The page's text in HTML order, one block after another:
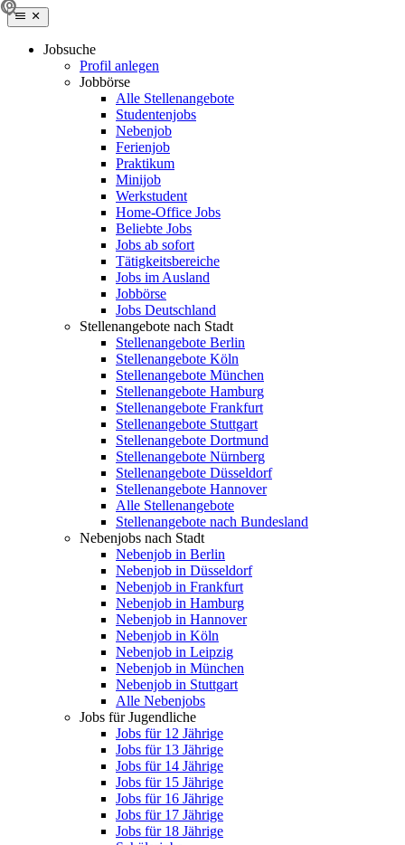
Jobsuche
Profil anlegen
Jobbörse
Alle Stellenangebote
Studentenjobs
Nebenjob
Ferienjob
Praktikum
Minijob
Werkstudent
Home-Office Jobs
Beliebte Jobs
Jobs ab sofort
Tätigkeitsbereiche
Jobs im Ausland
Jobbörse
Jobs Deutschland
Stellenangebote nach Stadt
Stellenangebote Berlin
Stellenangebote Köln
Stellenangebote München
Stellenangebote Hamburg
Stellenangebote Frankfurt
Stellenangebote Stuttgart
Stellenangebote Dortmund
Stellenangebote Nürnberg
Stellenangebote Düsseldorf
Stellenangebote Hannover
Alle Stellenangebote
Stellenangebote nach Bundesland
Nebenjobs nach Stadt
Nebenjob in Berlin
Nebenjob in Düsseldorf
Nebenjob in Frankfurt
Nebenjob in Hamburg
Nebenjob in Hannover
Nebenjob in Köln
Nebenjob in Leipzig
Nebenjob in München
Nebenjob in Stuttgart
Alle Nebenjobs
Jobs für Jugendliche
Jobs für 12 Jährige
Jobs für 13 Jährige
Jobs für 14 Jährige
Jobs für 15 Jährige
Jobs für 16 Jährige
Jobs für 17 Jährige
Jobs für 18 Jährige